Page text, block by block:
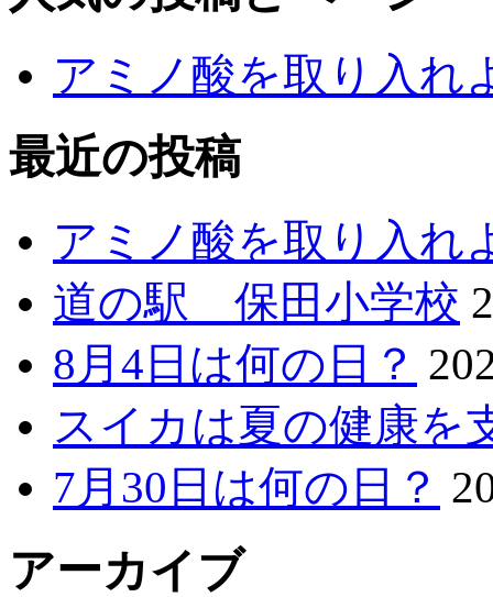
アミノ酸を取り入れ
最近の投稿
アミノ酸を取り入れ
道の駅 保田小学校
8月4日は何の日？
スイカは夏の健康を
7月30日は何の日？
アーカイブ